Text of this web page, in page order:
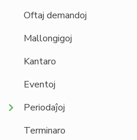
Oftaj demandoj
Mallongigoj
Kantaro
Eventoj
Periodaĵoj
Terminaro